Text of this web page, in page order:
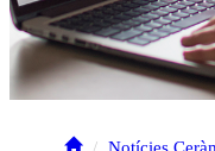
Notícies